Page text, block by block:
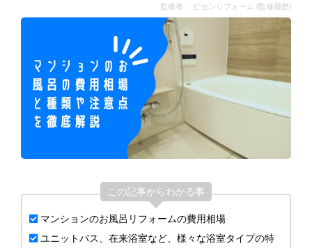
監修者：
ビセンリフォーム (監修履歴)
この記事からわかる事
マンションのお風呂リフォームの費用相場
ユニットバス、在来浴室など、様々な浴室タイプの特